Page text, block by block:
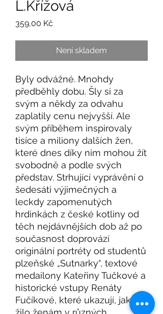
L.Křížová
359,00 Kč
Není skladem
Byly odvážné. Mnohdy
předběhly dobu. Šly si za
svým a někdy za odvahu
zaplatily cenu nejvyšší. Ale
svým příběhem inspirovaly
tisíce a miliony dalších žen,
které dnes díky nim mohou žít
svobodně a podle svých
představ. Strhující vyprávění o
šedesáti výjimečných a
leckdy zapomenutých
hrdinkách z české kotliny od
těch nejdávnějších dob až po
současnost doprovází
originální portréty od studentů
plzeňské „Sutnarky“, textové
medailony Kateřiny Tučkové a
historické vstupy Renáty
Fučíkové, které ukazují, jak se